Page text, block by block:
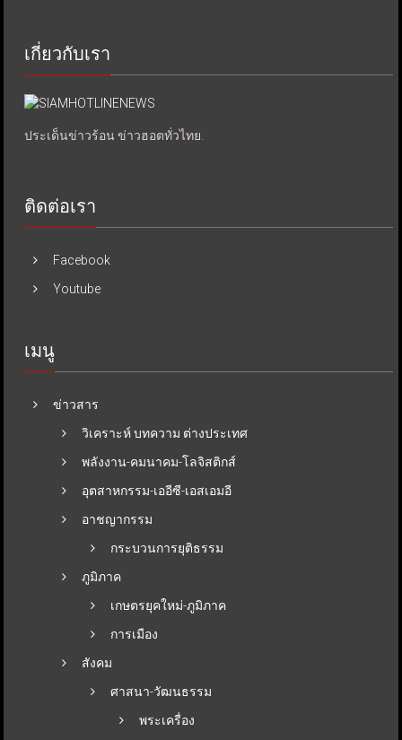
เกี่ยวกับเรา
ประเด็นข่าวร้อน ข่าวฮอตทั่วไทย.
ติดต่อเรา
Facebook
Youtube
เมนู
ข่าวสาร
วิเคราะห์ บทความ ต่างประเทศ
พลังงาน-คมนาคม-โลจิสติกส์
อุตสาหกรรม-เออีซี-เอสเอมอี
อาชญากรรม
กระบวนการยุติธรรม
ภูมิภาค
เกษตรยุคใหม่-ภูมิภาค
การเมือง
สังคม
ศาสนา-วัฒนธรรม
พระเครื่อง